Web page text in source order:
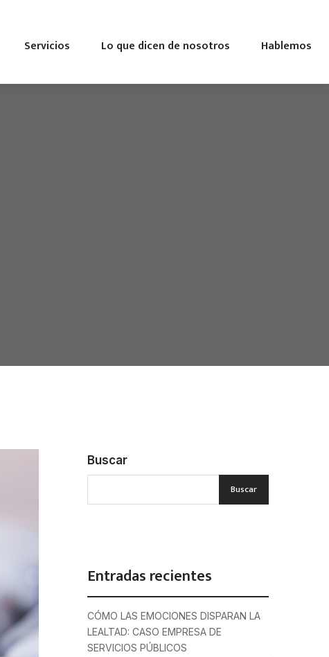
Servicios Lo que dicen de nosotros Hablemos
Buscar
Buscar
Entradas recientes
CÓMO LAS EMOCIONES DISPARAN LA
LEALTAD: CASO EMPRESA DE
SERVICIOS PÚBLICOS